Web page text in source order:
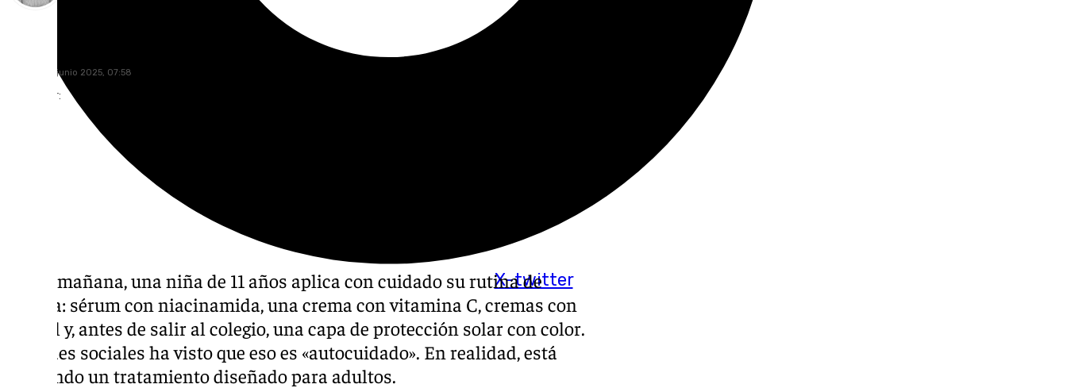
X-twitter
sábado, 28 junio 2025, 07:58
Compartir:
Por la mañana, una niña de 11 años aplica con cuidado su rutina de
belleza: sérum con niacinamida, una crema con vitamina C, cremas con
retinol y, antes de salir al colegio, una capa de protección solar con color.
En redes sociales ha visto que eso es «autocuidado». En realidad, está
siguiendo un tratamiento diseñado para adultos.